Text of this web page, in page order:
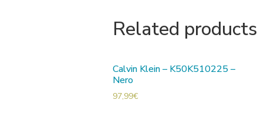
Related products
Calvin Klein – K50K510225 –
Nero
97,99€